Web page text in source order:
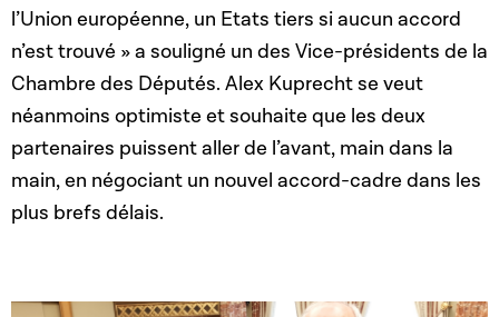
l’Union européenne, un Etats tiers si aucun accord
n’est trouvé » a souligné un des Vice-présidents de la
Chambre des Députés. Alex Kuprecht se veut
néanmoins optimiste et souhaite que les deux
partenaires puissent aller de l’avant, main dans la
main, en négociant un nouvel accord-cadre dans les
plus brefs délais.